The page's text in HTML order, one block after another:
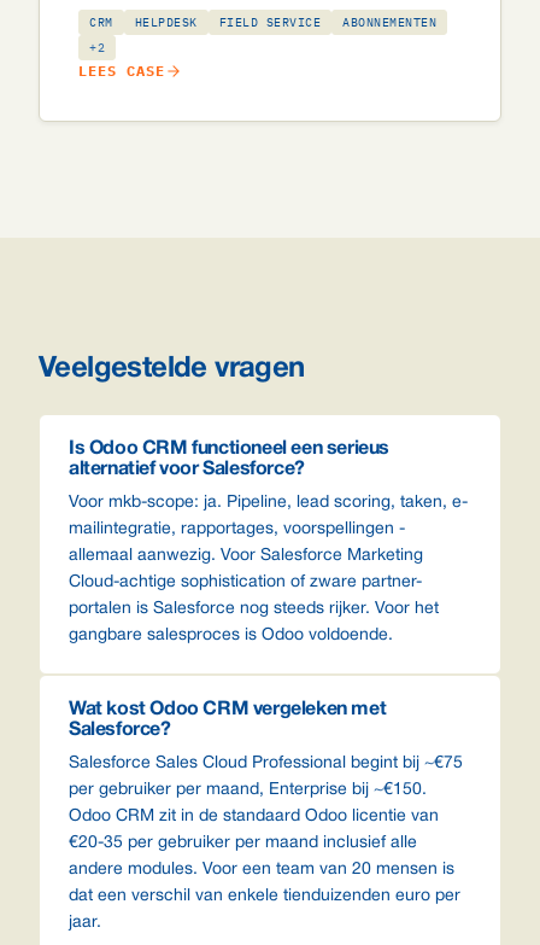
contractbeheer en facturering, inclusief
maatwerkkoppelingen met de meldkamers van
Securitas en Alarm.com, en een gecontroleerde
abonnementsfacturen per maand.
CRM HELPDESK FIELD SERVICE
ABONNEMENTEN
+2
LEES CASE
Veelgestelde vragen
Is Odoo CRM functioneel een serieus
alternatief voor Salesforce?
Voor mkb-scope: ja. Pipeline, lead scoring, taken, e-
mailintegratie, rapportages, voorspellingen -
allemaal aanwezig. Voor Salesforce Marketing
Cloud-achtige sophistication of zware partner-
portalen is Salesforce nog steeds rijker. Voor het
gangbare salesproces is Odoo voldoende.
Wat kost Odoo CRM vergeleken met
Salesforce?
Salesforce Sales Cloud Professional begint bij ~€75
per gebruiker per maand, Enterprise bij ~€150.
Odoo CRM zit in de standaard Odoo licentie van
€20-35 per gebruiker per maand inclusief alle
andere modules. Voor een team van 20 mensen is
dat een verschil van enkele tienduizenden euro per
jaar.